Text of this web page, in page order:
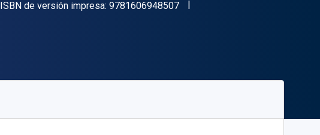
ISBN de versión impresa: 9781606948507"ISBN-13 9781606948507"